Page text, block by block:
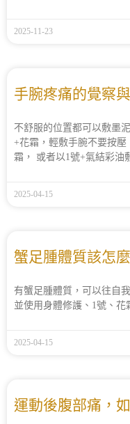
2025-11-23
手腕疼痛的覺察
不舒服的位置都可以敷墨
+花霜，輕敷手腕不要按
霜， 或者以1號+氣結彩油
2025-04-15
蟹足腫體質該怎
有蟹足腫體質，可以往自
並使用身體修護、1號、花
2025-04-15
運動後腹部痛，